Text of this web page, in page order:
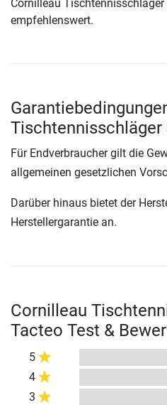
Cornilleau
empfehlenswert.
Tischtennisschläger
Für Endverbraucher gilt die
allgemeinen gesetzlichen
Darüber hinaus bietet der
Herstellergarantie an.
Cornilleau
Tacteo Test &
5
4
3